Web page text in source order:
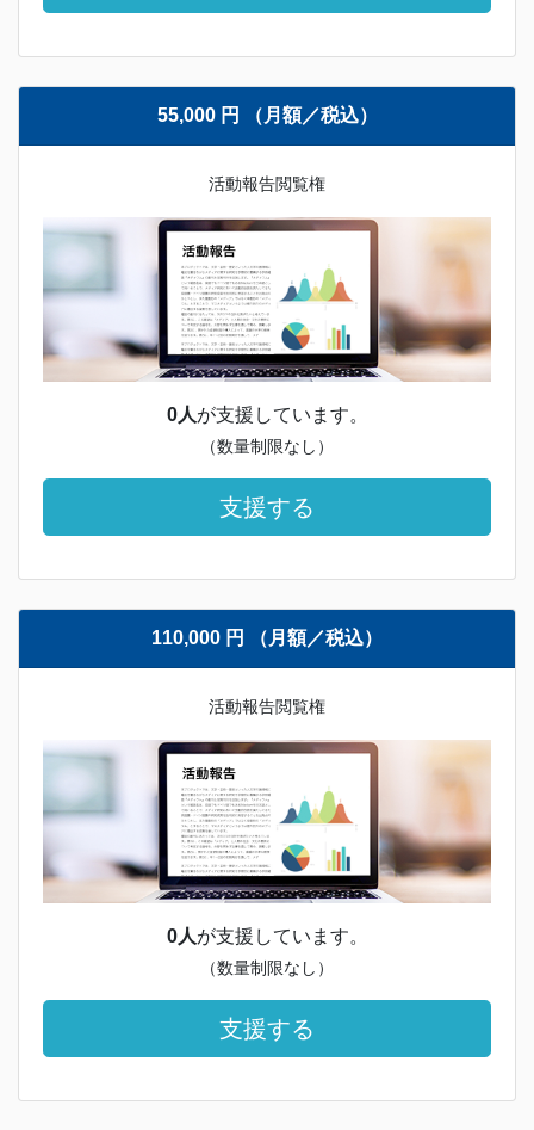
55,000 円 （月額／税込）
活動報告閲覧権
0人が支援しています。
（数量制限なし）
支援する
110,000 円 （月額／税込）
活動報告閲覧権
0人が支援しています。
（数量制限なし）
支援する